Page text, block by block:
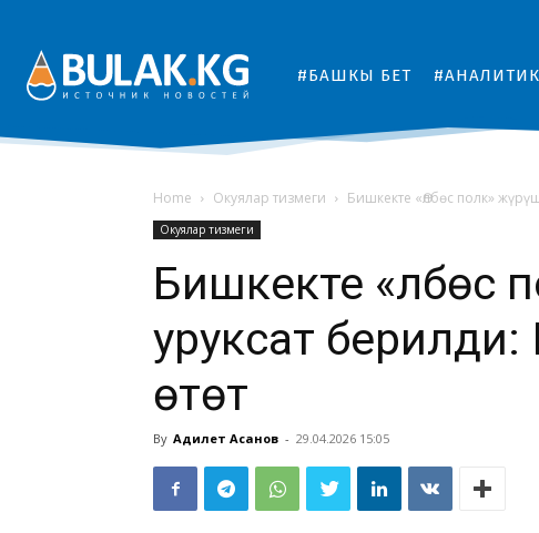
#БАШКЫ БЕТ
Home Окуялар тизмеги Бишкекте «Өлбөс полк»
Окуялар тизмеги
Бишкекте «Өлбөс
уруксат
өтөт
By Адилет Асанов - 29.04.2026 15:05